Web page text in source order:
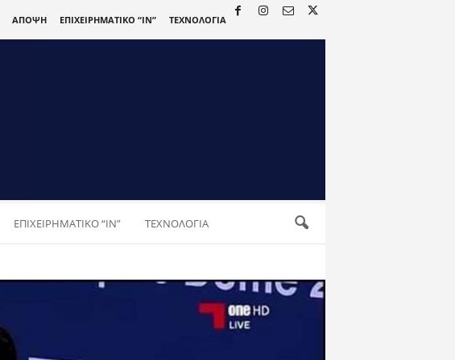
ΑΠΟΨΗ ΕΠΙΧΕΙΡΗΜΑΤΙΚΟ “IN” ΤΕΧΝΟΛΟΓΙΑ
ΕΠΙΧΕΙΡΗΜΑΤΙΚΟ “IN” ΤΕΧΝΟΛΟΓΙΑ